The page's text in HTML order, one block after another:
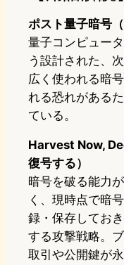
ポスト量子暗号（
量子コンピュー
う設計された、
広く使われる暗
れる恐れがある
ている。
Harvest Now,
復号する）
暗号を破る能力
く、現時点で暗
録・保存してお
する攻撃戦略。
取引や公開鍵が